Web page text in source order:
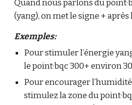
Quand nous parlons du
(yang), on met le signe + après
Exemples:
Pour stimuler l’énergie
le point·bqc 300+ environ
Pour encourager
stimulez la zone du